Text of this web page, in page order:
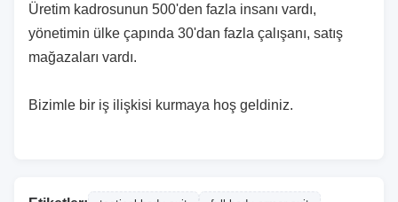
Üretim kadrosunun 500'den fazla insanı vardı,
yönetimin ülke çapında 30'dan fazla çalışanı, satış
mağazaları vardı.
Bizimle bir iş ilişkisi kurmaya hoş geldiniz.